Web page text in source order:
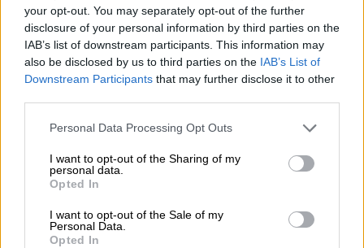
your opt-out. You may separately opt-out of the further
disclosure of your personal information by third parties on the
IAB’s list of downstream participants. This information may
also be disclosed by us to third parties on the IAB’s List of
Downstream Participants that may further disclose it to other
Personal Data Processing Opt Outs
I want to opt-out of the Sharing of my
personal data.
Opted In
I want to opt-out of the Sale of my
Personal Data.
Opted In
06.08.2026 - 22:39
10.000 φορές η διεθνής επιστημονική κοινότητα παρέπεμψε
στο έργο του – Ποιος είναι ο Έλληνας χειρουργός Χρήστος
Κοντοβουνήσιος
06.08.2026 - 14:55
Επιχειρηματικής Ανάπτυξης Ομίλου HHG
06.08.2026 - 13:30
Όταν η επόμενη μέρα είναι στάχτη, τι θα πει ο Ασφαλιστικός
06.08.2026 - 12:22